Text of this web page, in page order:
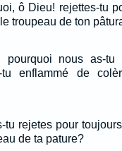
ô Dieu! rejettes-tu
troupeau de ton
pourquoi nous as-tu
enflammé de
tu rejetes pour
de ta pature?